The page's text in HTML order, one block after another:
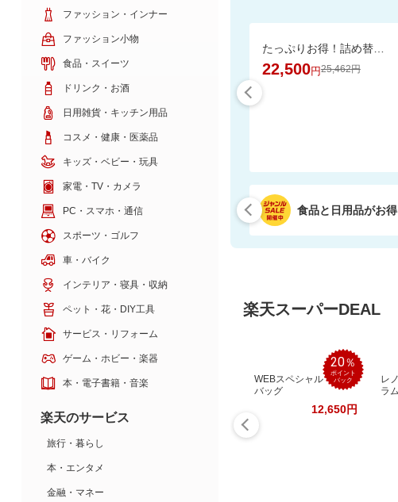
たっぷりお得！詰め替え用ペレッティー10L 超大容量BOX ペット消臭スプレーおまけ付き
22,500円25,462円
食品と日用品がお得
楽天スーパーDEAL
20％
ポイント
バック
WEBスペシャル トート
バッグ
12,650円
レ
ラ
ファッション・インナー
ファッション小物
食品・スイーツ
ドリンク・お酒
日用雑貨・キッチン用品
コスメ・健康・医薬品
キッズ・ベビー・玩具
家電・TV・カメラ
PC・スマホ・通信
スポーツ・ゴルフ
車・バイク
インテリア・寝具・収納
ペット・花・DIY工具
サービス・リフォーム
ゲーム・ホビー・楽器
本・電子書籍・音楽
楽天のサービス
旅行・暮らし
本・エンタメ
金融・マネー